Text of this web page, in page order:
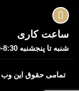
ساعت کاری
شنبه تا پنجشنبه 8:30-15:30
تمامی حقوق این